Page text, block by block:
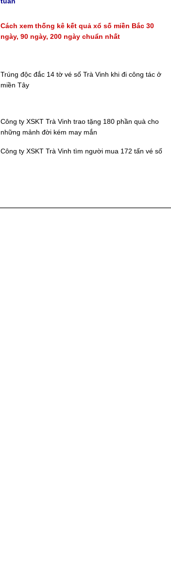
Cách xem thống kê kết quả xổ số miền Bắc 30
ngày, 90 ngày, 200 ngày chuẩn nhất
Trúng độc đắc 14 tờ vé số Trà Vinh khi đi công tác ở
miền Tây
Công ty XSKT Trà Vinh trao tặng 180 phần quà cho
những mảnh đời kém may mắn
Công ty XSKT Trà Vinh tìm người mua 172 tấn vé số